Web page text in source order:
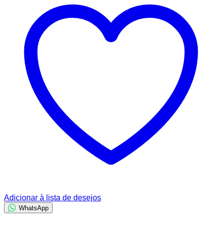
Adicionar à lista de desejos
WhatsApp